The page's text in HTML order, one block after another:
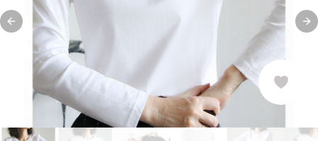
Previous slide